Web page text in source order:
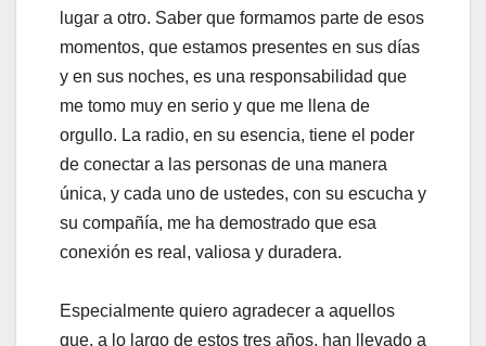
lugar a otro. Saber que formamos parte de esos
momentos, que estamos presentes en sus días
y en sus noches, es una responsabilidad que
me tomo muy en serio y que me llena de
orgullo. La radio, en su esencia, tiene el poder
de conectar a las personas de una manera
única, y cada uno de ustedes, con su escucha y
su compañía, me ha demostrado que esa
conexión es real, valiosa y duradera.
Especialmente quiero agradecer a aquellos
que, a lo largo de estos tres años, han llevado a